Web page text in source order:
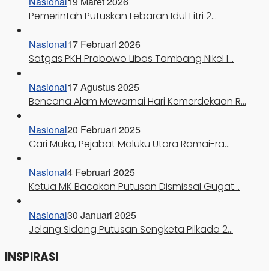
Pemerintah Putuskan Lebaran Idul Fitri 2…
Nasional17 Februari 2026
Satgas PKH Prabowo Libas Tambang Nikel I…
Nasional17 Agustus 2025
Bencana Alam Mewarnai Hari Kemerdekaan R…
Nasional20 Februari 2025
Cari Muka, Pejabat Maluku Utara Ramai-ra…
Nasional4 Februari 2025
Ketua MK Bacakan Putusan Dismissal Gugat…
Nasional30 Januari 2025
Jelang Sidang Putusan Sengketa Pilkada 2…
INSPIRASI